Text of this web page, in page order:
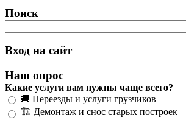
Поиск
Вход на сайт
Наш опрос
Какие услуги вам нужны чаще всего?
🚚 Переезды и услуги грузчиков
🏗️ Демонтаж и снос старых построек